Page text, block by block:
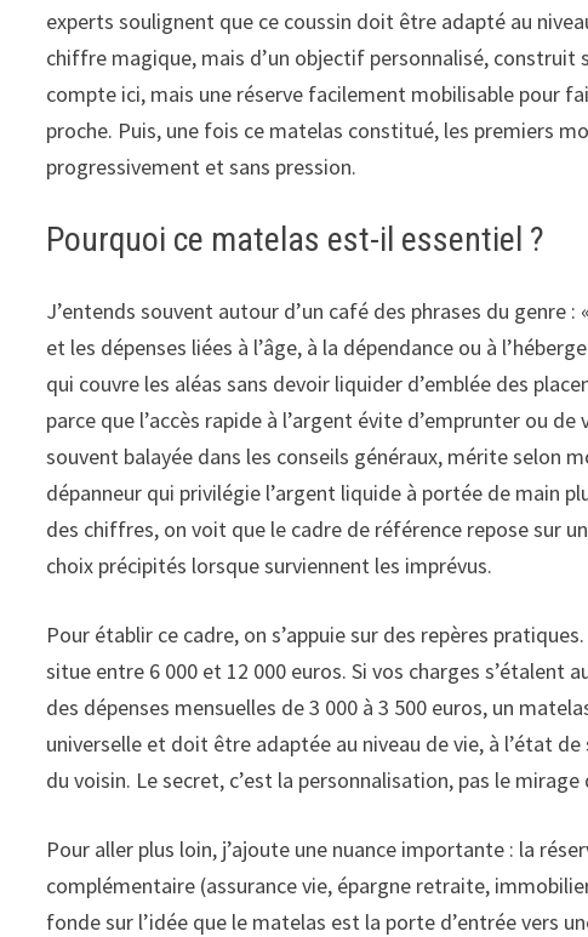
experts soulignent que ce coussin doit être adapté au
chiffre magique, mais d’un objectif personnalisé, construit
compte ici, mais une réserve facilement mobilisable pour
proche. Puis, une fois ce matelas constitué, les premiers
progressivement et sans pression.
Pourquoi ce matelas est-il essentiel ?
J’entends souvent autour d’un café des phrases du genre
et les dépenses liées à l’âge, à la dépendance ou à
qui couvre les aléas sans devoir liquider d’emblée des
parce que l’accès rapide à l’argent évite d’emprunter ou
souvent balayée dans les conseils généraux, mérite selon
dépanneur qui privilégie l’argent liquide à portée de main
des chiffres, on voit que le cadre de référence repose sur
choix précipités lorsque surviennent les imprévus.
Pour établir ce cadre, on s’appuie sur des repères
situe entre 6 000 et 12 000 euros. Si vos charges s’étalent
des dépenses mensuelles de 3 000 à 3 500 euros, un
universelle et doit être adaptée au niveau de vie, à l’état
du voisin. Le secret, c’est la personnalisation, pas le
Pour aller plus loin, j’ajoute une nuance importante : la
complémentaire (assurance vie, épargne retraite,
fonde sur l’idée que le matelas est la porte d’entrée vers